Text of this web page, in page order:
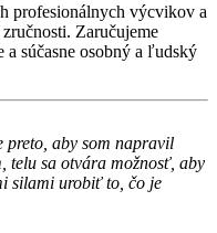
profesionálnych výcvikov a
Zaručujeme
súčasne osobný a ľudský
preto, aby som napravil
telu sa otvára možnosť, aby
silami urobiť to, čo je